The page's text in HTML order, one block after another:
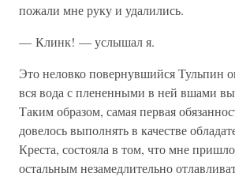
пожали мне руку и удалились.
— Клинк! — услышал я.
Это неловко повернувшийся Тульпин
вся вода с плененными в ней вшами
Таким образом, самая первая
довелось выполнять в качестве
Креста, состояла в том, что мне
остальным незамедлительно